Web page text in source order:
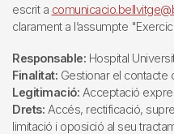
escrit a
clarament a l’assumpte
Responsable: Hospital
Finalitat: Gestionar el contacte
Legitimació: Acceptació
Drets: Accés, rectificació,
limitació i oposició al seu